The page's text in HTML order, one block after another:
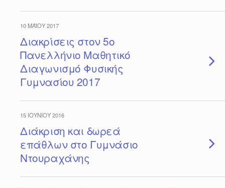
10 ΜΑΪ́ΟΥ 2017
Διακρίσεις στον 5ο
Πανελλήνιο Μαθητικό
Διαγωνισμό Φυσικής
Γυμνασίου 2017
15 ΙΟΥΝΊΟΥ 2016
Διάκριση και δωρεά
επάθλων στο Γυμνάσιο
Ντουραχάνης